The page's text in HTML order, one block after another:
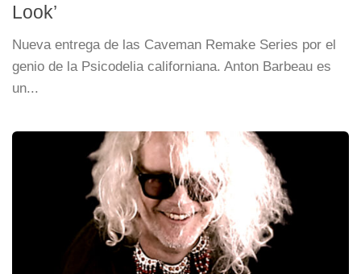
Look’
Nueva entrega de las Caveman Remake Series por el
genio de la Psicodelia californiana. Anton Barbeau es
un...